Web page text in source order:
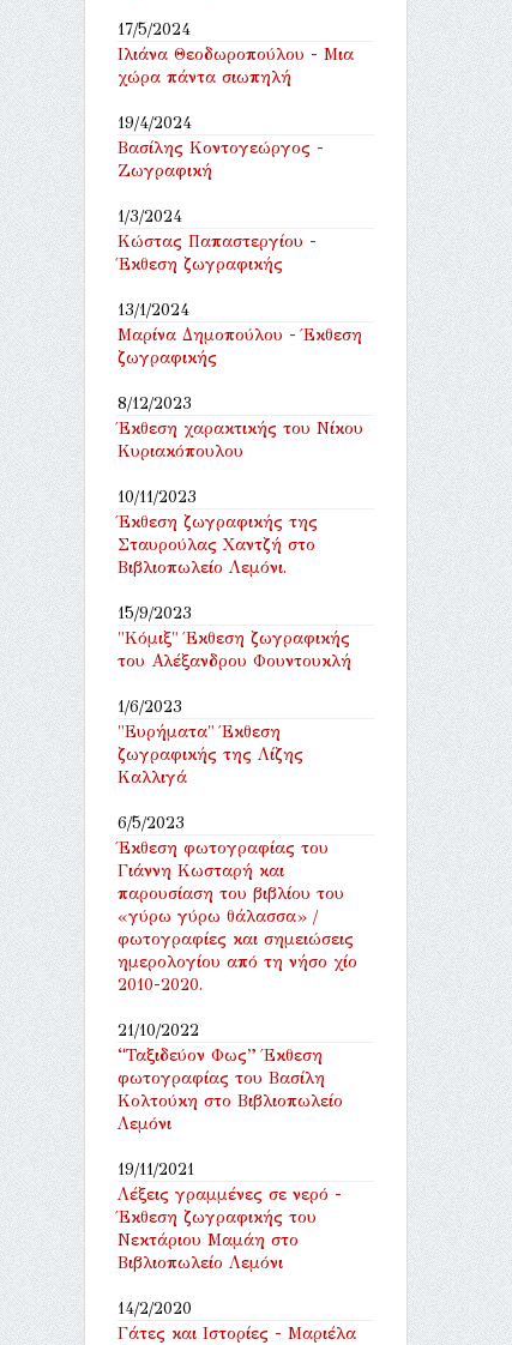
17/5/2024
Ιλιάνα Θεοδωροπούλου - Μια
χώρα πάντα σιωπηλή
19/4/2024
Βασίλης Κοντογεώργος -
Ζωγραφική
1/3/2024
Κώστας Παπαστεργίου -
Έκθεση ζωγραφικής
13/1/2024
Μαρίνα Δημοπούλου - Έκθεση
ζωγραφικής
8/12/2023
Έκθεση χαρακτικής του Νίκου
Κυριακόπουλου
10/11/2023
Έκθεση ζωγραφικής της
Σταυρούλας Χαντζή στο
Βιβλιοπωλείο Λεμόνι.
15/9/2023
"Κόμιξ" Έκθεση ζωγραφικής
του Αλέξανδρου Φουντουκλή
1/6/2023
"Ευρήματα" Έκθεση
ζωγραφικής της Λίζης
Καλλιγά
6/5/2023
Έκθεση φωτογραφίας του
Γιάννη Κωσταρή και
παρουσίαση του βιβλίου του
«γύρω γύρω θάλασσα» /
φωτογραφίες και σημειώσεις
ημερολογίου από τη νήσο χίο
2010-2020.
21/10/2022
“Ταξιδεύον Φως” Έκθεση
φωτογραφίας του Βασίλη
Κολτούκη στο Βιβλιοπωλείο
Λεμόνι
19/11/2021
Λέξεις γραμμένες σε νερό -
Έκθεση ζωγραφικής του
Νεκτάριου Μαμάη στο
Βιβλιοπωλείο Λεμόνι
14/2/2020
Γάτες και Ιστορίες - Μαριέλα